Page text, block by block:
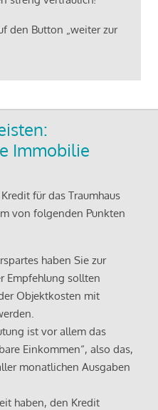
den Button „weiter zur
Immobilie
für das Traumhaus
von folgenden Punkten
haben Sie zur
Empfehlung sollten
Objektkosten mit
ist vor allem das
Einkommen“, also das,
monatlichen Ausgaben
haben, den Kredit